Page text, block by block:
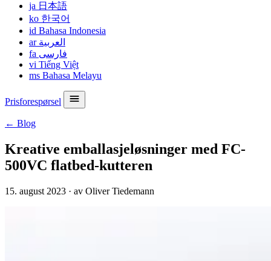
ja 日本語
ko 한국어
id Bahasa Indonesia
ar العربية
fa فارسی
vi Tiếng Việt
ms Bahasa Melayu
Prisforespørsel
← Blog
Kreative emballasjeløsninger med FC-
500VC flatbed-kutteren
15. august 2023 · av Oliver Tiedemann